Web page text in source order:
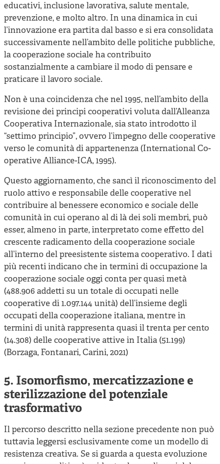
educativi, inclusione lavorativa, salute mentale,
prevenzione, e molto altro. In una dinamica in cui
l’innovazione era partita dal basso e si era consolidata
successivamente nell’ambito delle politiche pubbliche,
la cooperazione sociale ha contribuito
sostanzialmente a cambiare il modo di pensare e
praticare il lavoro sociale.
Non è una coincidenza che nel 1995, nell’ambito della
revisione dei principi cooperativi voluta dall’Alleanza
Cooperativa Internazionale, sia stato introdotto il
“settimo principio”, ovvero l’impegno delle cooperative
verso le comunità di appartenenza (International Co-
operative Alliance-ICA, 1995).
Questo aggiornamento, che sancì il riconoscimento del
ruolo attivo e responsabile delle cooperative nel
contribuire al benessere economico e sociale delle
comunità in cui operano al di là dei soli membri, può
esser, almeno in parte, interpretato come effetto del
crescente radicamento della cooperazione sociale
all’interno del preesistente sistema cooperativo. I dati
più recenti indicano che in termini di occupazione la
cooperazione sociale oggi conta per quasi metà
(488.906 addetti su un totale di occupati nelle
cooperative di 1.097.144 unità) dell’insieme degli
occupati della cooperazione italiana, mentre in
termini di unità rappresenta quasi il trenta per cento
(14.308) delle cooperative attive in Italia (51.199)
(Borzaga, Fontanari, Carini, 2021)
5. Isomorfismo, mercatizzazione e
sterilizzazione del potenziale
trasformativo
Il percorso descritto nella sezione precedente non può
tuttavia leggersi esclusivamente come un modello di
resistenza creativa. Se si guarda a questa evoluzione